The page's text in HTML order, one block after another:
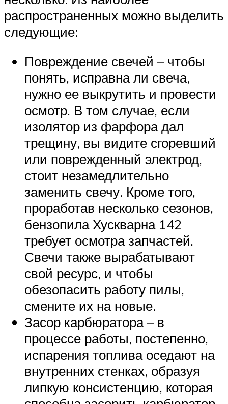
распространенных можно выделить
следующие:
Повреждение свечей – чтобы
понять, исправна ли свеча,
нужно ее выкрутить и провести
осмотр. В том случае, если
изолятор из фарфора дал
трещину, вы видите сгоревший
или поврежденный электрод,
стоит незамедлительно
заменить свечу. Кроме того,
проработав несколько сезонов,
бензопила Хускварна 142
требует осмотра запчастей.
Свечи также вырабатывают
свой ресурс, и чтобы
обезопасить работу пилы,
смените их на новые.
Засор карбюратора – в
процессе работы, постепенно,
испарения топлива оседают на
внутренних стенках, образуя
липкую консистенцию, которая